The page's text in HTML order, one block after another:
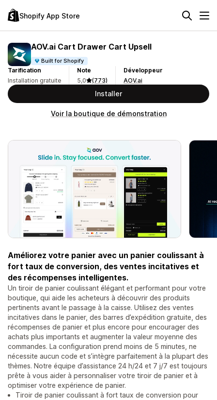
Shopify App Store
AOV.ai Cart Drawer Cart Upsell
Built for Shopify
Tarification
Installation gratuite
Note
5,0
(773)
Développeur
AOV.ai
Installer
Voir la boutique de démonstration
Améliorez votre panier avec un panier coulissant à
fort taux de conversion, des ventes incitatives et
des récompenses intelligentes.
Un tiroir de panier coulissant élégant et performant pour votre
boutique, qui aide les acheteurs à découvrir des produits
pertinents avant le passage à la caisse. Utilisez des ventes
incitatives dans le panier, des barres d’expédition gratuite, des
récompenses de panier et plus encore pour encourager des
achats plus importants et augmenter la valeur moyenne des
commandes. La configuration prend moins de 5 minutes, ne
nécessite aucun code et s’intègre parfaitement à la plupart des
thèmes. Notre équipe d’assistance 24 h/24 et 7 j/7 est toujours
prête à vous aider à personnaliser votre tiroir de panier et à
optimiser votre expérience de panier.
Tiroir de panier coulissant à fort taux de conversion pour